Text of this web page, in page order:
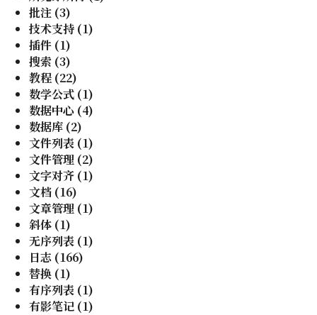
批注(3)
技术支持(1)
插件(1)
搜索(3)
教程(22)
数学公式(1)
数据中心(4)
数据库(2)
文件列表(1)
文件管理(2)
文字对齐(1)
文档(16)
文章管理(1)
斜体(1)
无序列表(1)
日志 (166)
替换(1)
有序列表(1)
有影笔记(1)